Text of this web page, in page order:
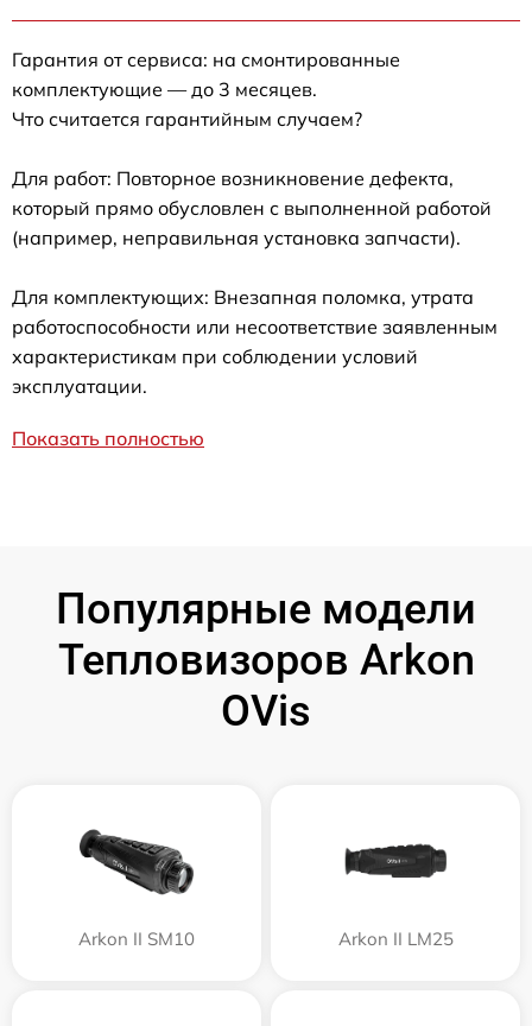
Гарантия от сервиса: на смонтированные
комплектующие — до 3 месяцев.
Что считается гарантийным случаем?
Для работ: Повторное возникновение дефекта,
который прямо обусловлен с выполненной работой
(например, неправильная установка запчасти).
Для комплектующих: Внезапная поломка, утрата
работоспособности или несоответствие заявленным
характеристикам при соблюдении условий
эксплуатации.
Показать полностью
Популярные модели
Тепловизоров Arkon
OVis
Arkon II SM10 Arkon II LM25